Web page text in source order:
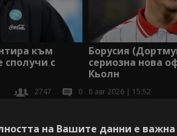
към
сполучи с
2747 0
Борусия
сериозна нова
Кьолн
8 авг 2026 | 15:52
на Вашите данни е важна